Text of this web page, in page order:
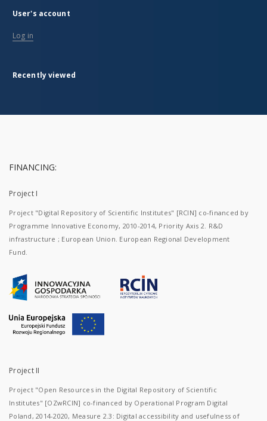
User's account
Log in
Recently viewed
FINANCING:
Project I
Project "Digital Repository of Scientific Institutes" [RCIN] co-financed by
Programme Innovative Economy, 2010-2014, Priority Axis 2. R&D
infrastructure ; European Union. European Regional Development
Fund.
Project II
Project "Open Resources in the Digital Repository of Scientific
Institutes" [OZwRCIN] co-financed by Operational Program Digital
Poland, 2014-2020, Measure 2.3: Digital accessibility and usefulness of